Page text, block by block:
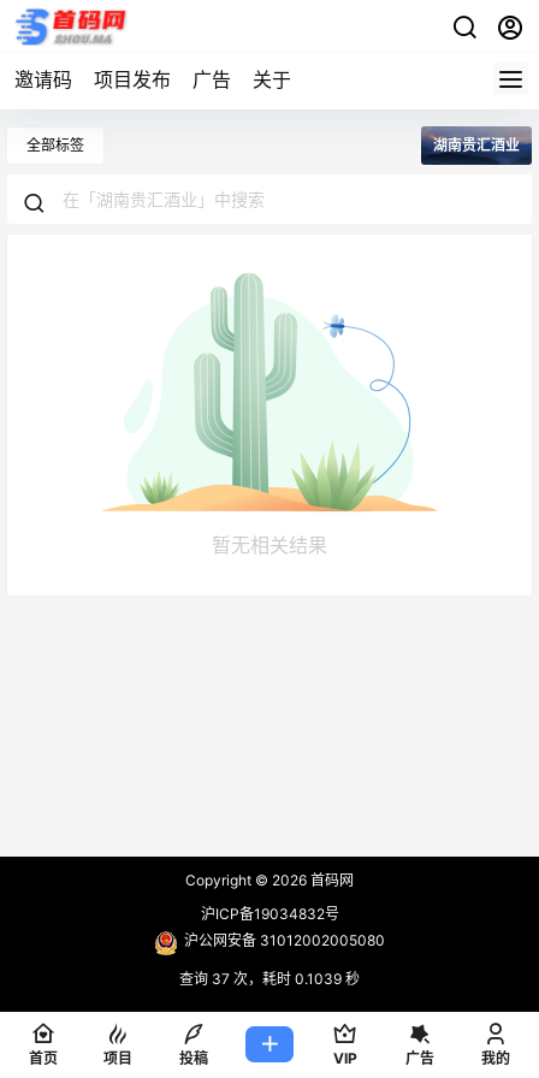
邀请码 项目发布 广告 关于
全部标签 湖南贵汇酒业
暂无相关结果
Copyright © 2026 首码网
沪ICP备19034832号
沪公网安备 31012002005080
查询 37 次，耗时 0.1039 秒
首页 项目 投稿 VIP 广告 我的